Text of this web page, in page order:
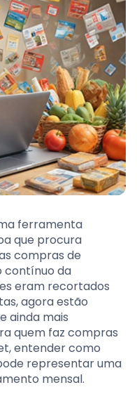
ferramenta
que procura
compras de
contínuo da
eram recortados
agora estão
ainda mais
quem faz compras
entender como
representar uma
mensal.